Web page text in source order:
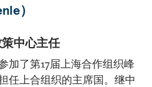
）
中心主任
加了第17届上海合作组织峰
任上合组织的主席国。继中